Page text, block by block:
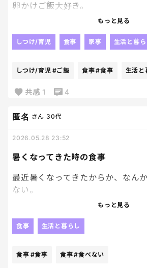
卵かけご飯大好き。
朝も、昼も、夜も、出来れば卵た
ーってのが伝わる。笑
そんな土曜日の食事も勿論、卵かけ
もっと見る
しつけ/育児 食事 家事 生活と暮ら
しつけ/育児 #ご飯 食事#食事 生活と
共感 1 4
暑くなってきた時の食事
匿名 さん 30代
2026.05.28 23:52
最近暑くなってきたからか、なん
ない。
がっつり系見ると「うーん今日は
もっと見る
食事 生活と暮らし
食事 #食事 食事#食べない